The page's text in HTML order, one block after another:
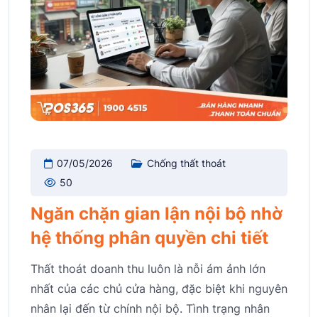
07/05/2026
Chống thất thoát
50
Ngăn chặn gian lận nội bộ nhờ
hệ thống phân quyền chi tiết
Thất thoát doanh thu luôn là nỗi ám ảnh lớn
nhất của các chủ cửa hàng, đặc biệt khi nguyên
nhân lại đến từ chính nội bộ. Tình trạng nhân